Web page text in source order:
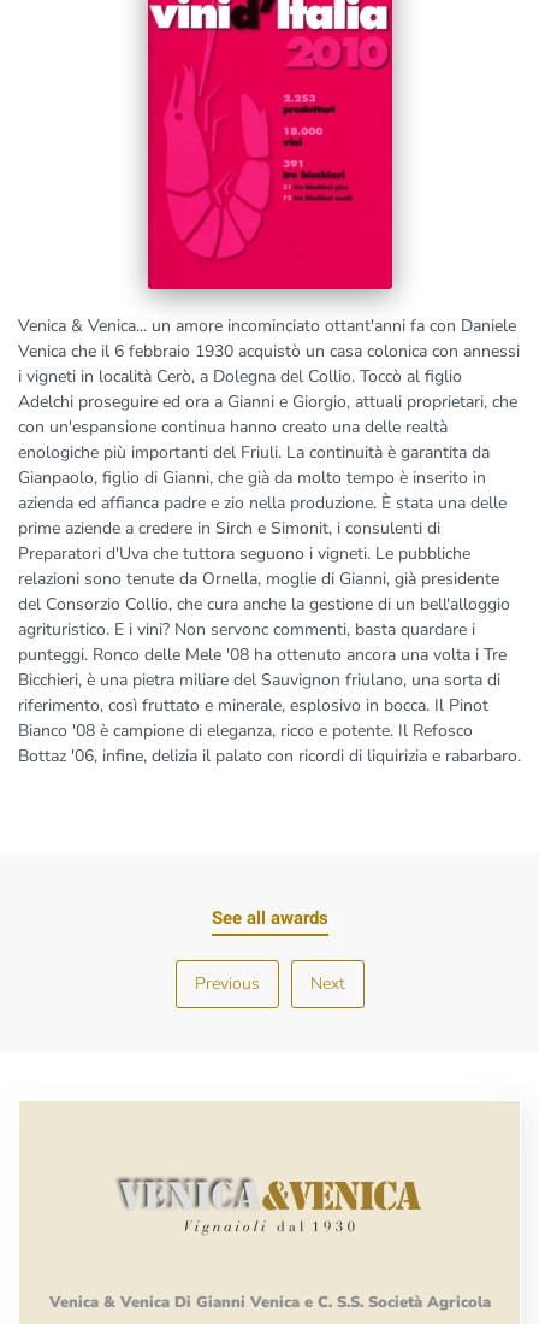
Venica & Venica... un amore incominciato ottant'anni fa con Daniele
Venica che il 6 febbraio 1930 acquistò un casa colonica con annessi
i vigneti in località Cerò, a Dolegna del Collio. Toccò al figlio
Adelchi proseguire ed ora a Gianni e Giorgio, attuali proprietari, che
con un'espansione continua hanno creato una delle realtà
enologiche più importanti del Friuli. La continuità è garantita da
Gianpaolo, figlio di Gianni, che già da molto tempo è inserito in
azienda ed affianca padre e zio nella produzione. È stata una delle
prime aziende a credere in Sirch e Simonit, i consulenti di
Preparatori d'Uva che tuttora seguono i vigneti. Le pubbliche
relazioni sono tenute da Ornella, moglie di Gianni, già presidente
del Consorzio Collio, che cura anche la gestione di un bell'alloggio
agrituristico. E i vini? Non servonc commenti, basta quardare i
punteggi. Ronco delle Mele '08 ha ottenuto ancora una volta i Tre
Bicchieri, è una pietra miliare del Sauvignon friulano, una sorta di
riferimento, così fruttato e minerale, esplosivo in bocca. Il Pinot
Bianco '08 è campione di eleganza, ricco e potente. Il Refosco
Bottaz '06, infine, delizia il palato con ricordi di liquirizia e rabarbaro.
See all awards
Previous Next
Venica & Venica Di Gianni Venica e C. S.S. Società Agricola